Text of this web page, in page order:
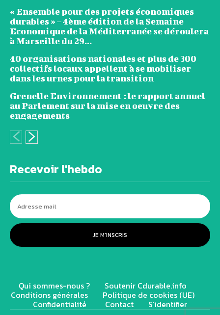
« Ensemble pour des projets économiques
durables » – 4ème édition de la Semaine
Economique de la Méditerranée se déroulera
à Marseille du 29...
40 organisations nationales et plus de 300
collectifs locaux appellent à se mobiliser
dans les urnes pour la transition
Grenelle Environnement : le rapport annuel
au Parlement sur la mise en oeuvre des
engagements
Recevoir l'hebdo
JE M'INSCRIS
Qui sommes-nous ? Soutenir Cdurable.info
Conditions générales Politique de cookies (UE)
Confidentialité Contact S’identifier